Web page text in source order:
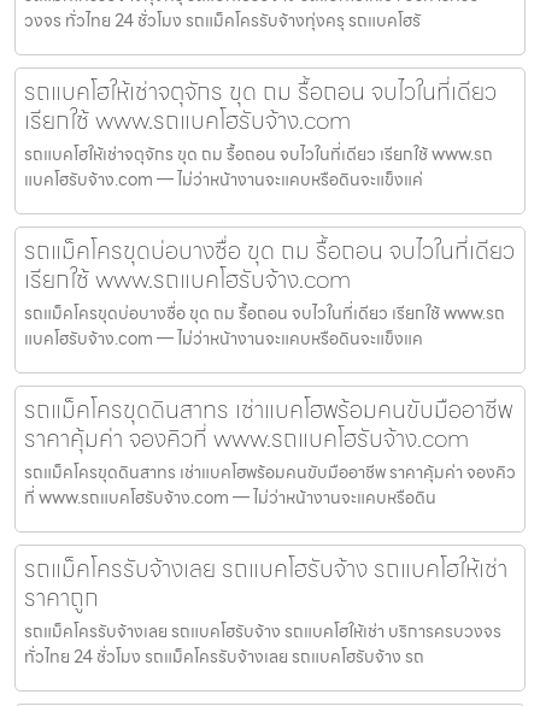
วงจร ทั่วไทย 24 ชั่วโมง รถแม็คโครรับจ้างทุ่งครุ รถแบคโฮรั
รถแบคโฮให้เช่าจตุจักร ขุด ถม รื้อถอน จบไวในที่เดียว
เรียกใช้ www.รถแบคโฮรับจ้าง.com
รถแบคโฮให้เช่าจตุจักร ขุด ถม รื้อถอน จบไวในที่เดียว เรียกใช้ www.รถ
แบคโฮรับจ้าง.com — ไม่ว่าหน้างานจะแคบหรือดินจะแข็งแค่
รถแม็คโครขุดบ่อบางซื่อ ขุด ถม รื้อถอน จบไวในที่เดียว
เรียกใช้ www.รถแบคโฮรับจ้าง.com
รถแม็คโครขุดบ่อบางซื่อ ขุด ถม รื้อถอน จบไวในที่เดียว เรียกใช้ www.รถ
แบคโฮรับจ้าง.com — ไม่ว่าหน้างานจะแคบหรือดินจะแข็งแค
รถแม็คโครขุดดินสาทร เช่าแบคโฮพร้อมคนขับมืออาชีพ
ราคาคุ้มค่า จองคิวที่ www.รถแบคโฮรับจ้าง.com
รถแม็คโครขุดดินสาทร เช่าแบคโฮพร้อมคนขับมืออาชีพ ราคาคุ้มค่า จองคิว
ที่ www.รถแบคโฮรับจ้าง.com — ไม่ว่าหน้างานจะแคบหรือดิน
รถแม็คโครรับจ้างเลย รถแบคโฮรับจ้าง รถแบคโฮให้เช่า
ราคาถูก
รถแม็คโครรับจ้างเลย รถแบคโฮรับจ้าง รถแบคโฮให้เช่า บริการครบวงจร
ทั่วไทย 24 ชั่วโมง รถแม็คโครรับจ้างเลย รถแบคโฮรับจ้าง รถ